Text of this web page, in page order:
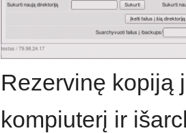
Rezervinę kopiją
kompiuterį ir